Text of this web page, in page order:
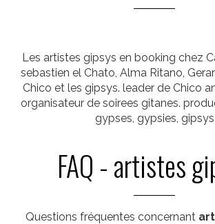
Les artistes gipsys en booking chez
sebastien el Chato, Alma Ritano,
Chico et les gipsys. leader de Chico
organisateur de soirees gitanes.
gypses, gypsies, gipsys
FAQ - artistes
Questions fréquentes concernant